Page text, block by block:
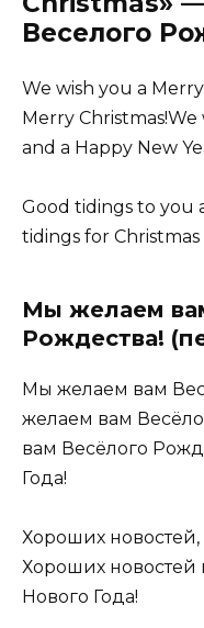
Веселого
We wish you a
Merry
and a Happy New
Good tidings to you
tidings for Christmas
Мы желаем
Рождества!
Мы желаем вам
желаем вам
вам Весёлого
Года!
Хороших
Хороших новостей
Нового Года!